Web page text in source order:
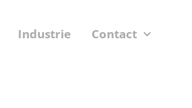
Industrie Contact